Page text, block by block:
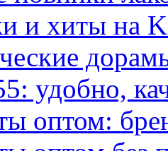
и хиты на
удобно,
оптом: